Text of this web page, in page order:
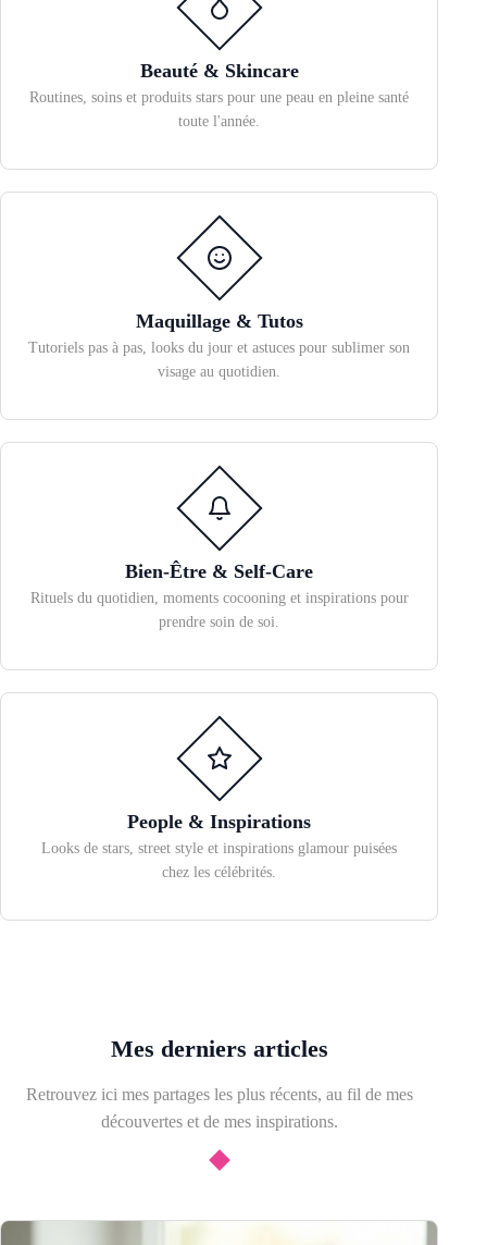
Beauté & Skincare
Routines, soins et produits stars pour une peau en pleine santé
toute l'année.
Maquillage & Tutos
Tutoriels pas à pas, looks du jour et astuces pour sublimer son
visage au quotidien.
Bien-Être & Self-Care
Rituels du quotidien, moments cocooning et inspirations pour
prendre soin de soi.
People & Inspirations
Looks de stars, street style et inspirations glamour puisées
chez les célébrités.
Mes derniers articles
Retrouvez ici mes partages les plus récents, au fil de mes
découvertes et de mes inspirations.